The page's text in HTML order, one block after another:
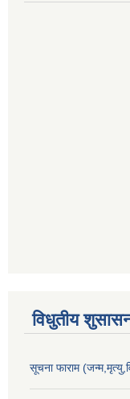
विधुतीय
सूचना फाराम